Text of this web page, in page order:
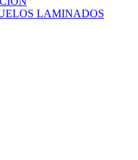
LAMINADOS